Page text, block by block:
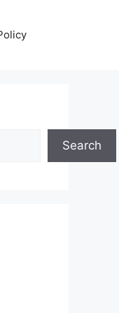
Search